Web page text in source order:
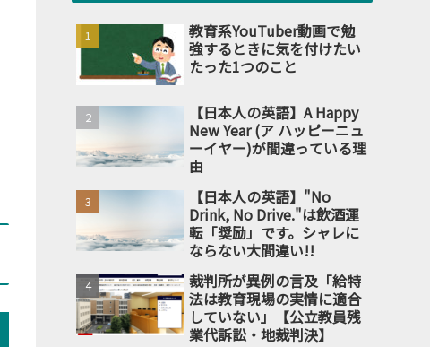
教育系YouTuber動画で勉
強するときに気を付けたい
たった1つのこと
【日本人の英語】A Happy
New Year (ア ハッピーニュ
ーイヤー)が間違っている理
由
【日本人の英語】"No
Drink, No Drive."は飲酒運
転「奨励」です。シャレに
ならない大間違い!!
裁判所が異例の言及「給特
法は教育現場の実情に適合
していない」【公立教員残
業代訴訟・地裁判決】